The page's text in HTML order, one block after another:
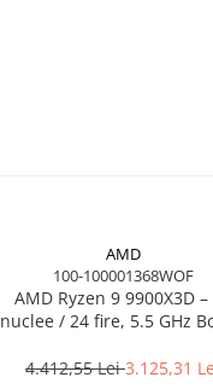
AMD
100-100001368WOF
AMD Ryzen 9 9900X3D –
nuclee / 24 fire, 5.5 GHz
4.412,55 Lei3.125,31